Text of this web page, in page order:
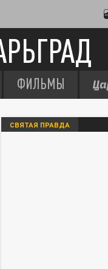
ФИЛЬМЫ
СВЯТАЯ ПРАВДА